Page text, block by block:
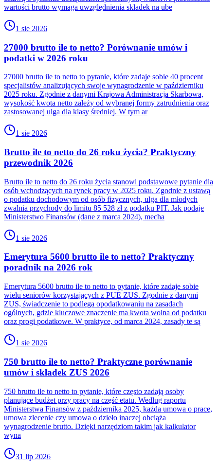
wartości brutto wymaga uwzględnienia składek na ube
1 sie 2026
27000 brutto ile to netto? Porównanie umów i
podatki w 2026 roku
27000 brutto ile to netto to pytanie, które zadaje sobie 40 procent
specjalistów analizujących swoje wynagrodzenie w październiku
2025 roku. Zgodnie z danymi Krajowa Administracja Skarbowa,
wysokość kwota netto zależy od wybranej formy zatrudnienia oraz
zastosowanej ulga dla klasy średniej. W tym ar
1 sie 2026
Brutto ile to netto do 26 roku życia? Praktyczny
przewodnik 2026
Brutto ile to netto do 26 roku życia stanowi podstawowe pytanie dla
osób wchodzących na rynek pracy w 2025 roku. Zgodnie z ustawą
o podatku dochodowym od osób fizycznych, ulga dla młodych
zwalnia przychody do limitu 85 528 zł z podatku PIT. Jak podaje
Ministerstwo Finansów (dane z marca 2024), mecha
1 sie 2026
Emerytura 5600 brutto ile to netto? Praktyczny
poradnik na 2026 rok
Emerytura 5600 brutto ile to netto to pytanie, które zadaje sobie
wielu seniorów korzystających z PUE ZUS. Zgodnie z danymi
ZUS, świadczenie to podlega opodatkowaniu na zasadach
ogólnych, gdzie kluczowe znaczenie ma kwota wolna od podatku
oraz progi podatkowe. W praktyce, od marca 2024, zasady te są
1 sie 2026
750 brutto ile to netto? Praktyczne porównanie
umów i składek ZUS 2026
750 brutto ile to netto to pytanie, które często zadają osoby
planujące budżet przy pracy na część etatu. Według raportu
Ministerstwa Finansów z października 2025, każda umowa o pracę,
umowa zlecenie czy umowa o dzieło inaczej obciąża
wynagrodzenie brutto. Dzięki narzędziom takim jak kalkulator
wyna
31 lip 2026